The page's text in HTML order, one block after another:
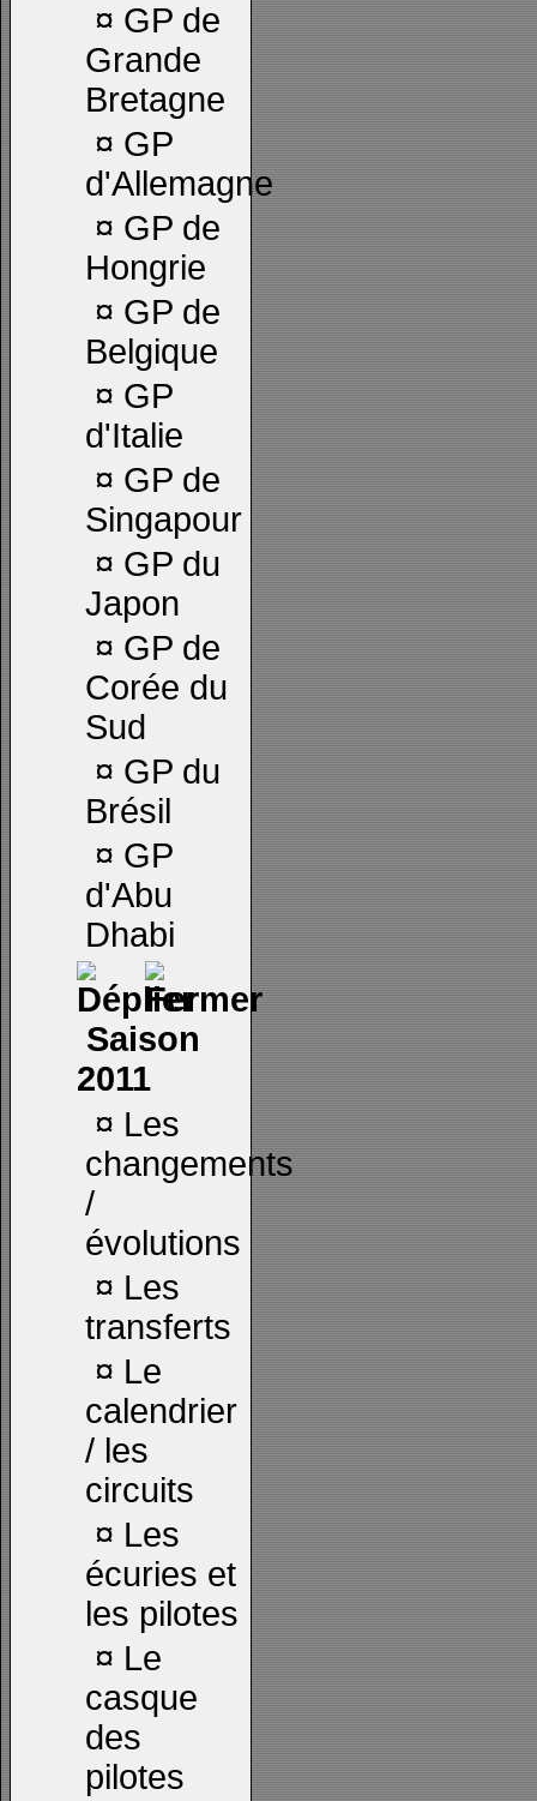
¤ GP de
Grande
Bretagne
¤ GP
d'Allemagne
¤ GP de
Hongrie
¤ GP de
Belgique
¤ GP
d'Italie
¤ GP de
Singapour
¤ GP du
Japon
¤ GP de
Corée du
Sud
¤ GP du
Brésil
¤ GP
d'Abu
Dhabi
Saison
2011
¤ Les
changements
/
évolutions
¤ Les
transferts
¤ Le
calendrier
/ les
circuits
¤ Les
écuries et
les pilotes
¤ Le
casque
des
pilotes